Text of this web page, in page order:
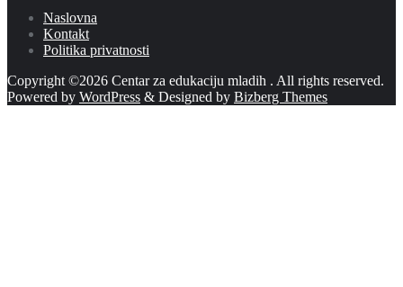
Naslovna
Kontakt
Politika privatnosti
Copyright ©2026 Centar za edukaciju mladih . All rights reserved.
Powered by WordPress & Designed by Bizberg Themes